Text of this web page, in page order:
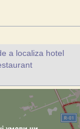
a localiza hotel